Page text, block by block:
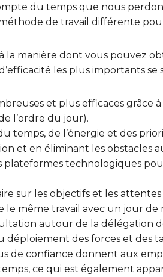
du temps que nous
de travail différente
la manière dont vous pouvez
les plus importants
et plus efficaces
l’ordre du jour).
temps, de l’énergie et des
et en éliminant les obstacles
plateformes technologiques
sur les objectifs et les
le même travail avec un jour
autour de la délégation
déploiement des forces et des
de confiance donnent aux
ce qui est également